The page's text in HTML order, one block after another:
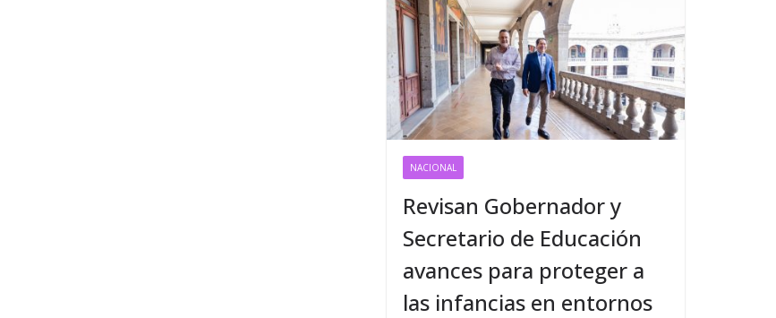
NACIONAL
Revisan Gobernador y
Secretario de Educación
avances para proteger a
las infancias en entornos